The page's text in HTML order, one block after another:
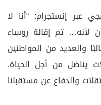
عبر إنستجرام: “أنا لا
لأنه… تم إقالة رؤساء
المنتخبين. لا يزال 299 طالبًا والعديد من المواطنين
يناضل من أجل الحياة.
والدفاع عن مستقبلنا